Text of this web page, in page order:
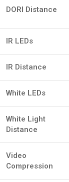
DORI Distance
IR LEDs
IR Distance
White LEDs
White Light
Distance
Video
Compression